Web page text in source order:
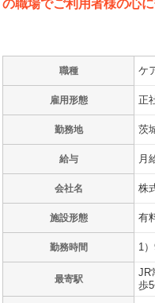
の職場でご利用者様の心
職種 ケ
雇用形態 正
勤務地 茨
給与 月
会社名 株
施設形態 有
勤務時間 1
最寄駅
JR
歩